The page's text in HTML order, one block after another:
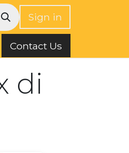
Sign in
Contact Us
di